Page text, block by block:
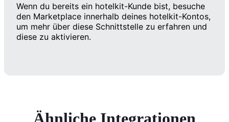
Wenn du bereits ein hotelkit-Kunde bist, besuche
den Marketplace innerhalb deines hotelkit-Kontos,
um mehr über diese Schnittstelle zu erfahren und
diese zu aktivieren.